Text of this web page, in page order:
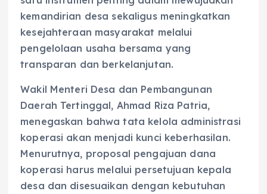
kemandirian desa sekaligus meningkatkan
kesejahteraan masyarakat melalui
pengelolaan usaha bersama yang
transparan dan berkelanjutan.
Wakil Menteri Desa dan Pembangunan
Daerah Tertinggal, Ahmad Riza Patria,
menegaskan bahwa tata kelola administrasi
koperasi akan menjadi kunci keberhasilan.
Menurutnya, proposal pengajuan dana
koperasi harus melalui persetujuan kepala
desa dan disesuaikan dengan kebutuhan